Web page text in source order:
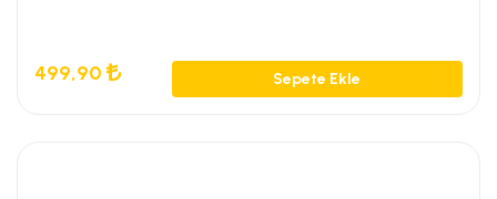
499,90 Sepete Ekle